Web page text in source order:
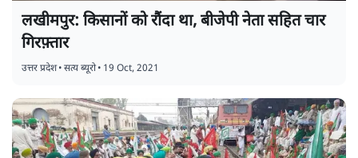
लखीमपुर: किसानों को रौंदा था, बीजेपी नेता सहित चार
गिरफ़्तार
उत्तर प्रदेश•सत्य ब्यूरो• 19 Oct, 2021